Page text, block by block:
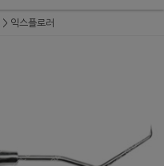
익스플로러